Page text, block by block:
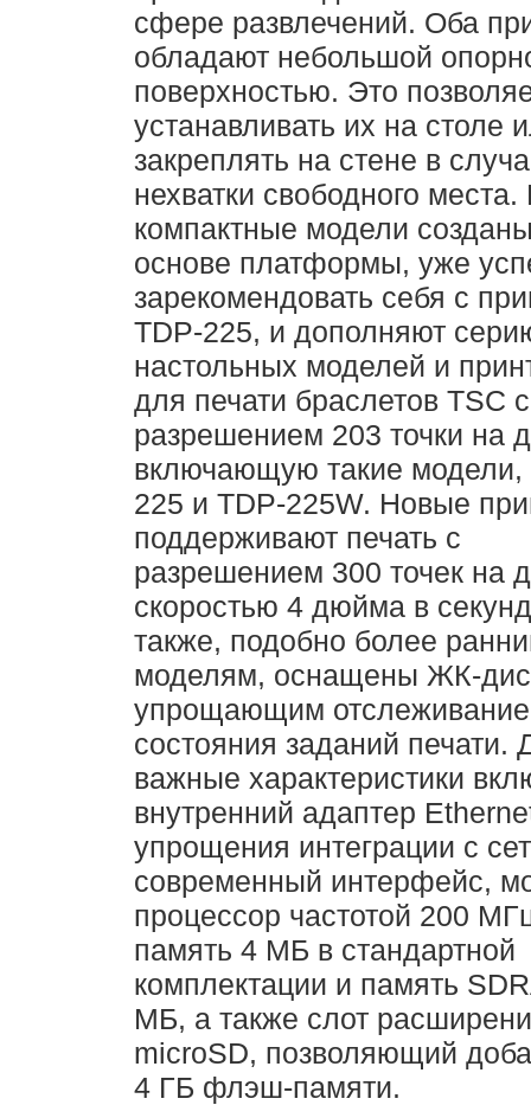
сфере развлечений. Оба
обладают небольшой
поверхностью. Это
устанавливать их на столе
закреплять на стене в
нехватки свободного
компактные модели
основе платформы, уже
зарекомендовать себя с
TDP-225, и дополняют
настольных моделей и
для печати браслетов TSC с
разрешением 203 точки на
включающую такие модели,
225 и TDP-225W. Новые
поддерживают печать с
разрешением 300 точек на
скоростью 4 дюйма в
также, подобно более
моделям, оснащены ЖК-
упрощающим отслеживание
состояния заданий печати.
важные характеристики
внутренний адаптер
упрощения интеграции с
современный интерфейс,
процессор частотой 200
память 4 МБ в стандартной
комплектации и память
МБ, а также слот
microSD, позволяющий
4 ГБ флэш-памяти.